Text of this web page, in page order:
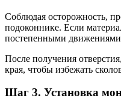
Соблюдая осторожность,
подоконнике. Если
постепенными
После получения
края, чтобы избежать
Шаг 3. Установка